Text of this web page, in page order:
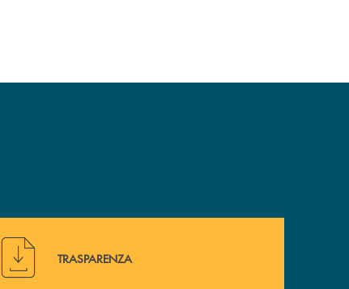
Hai bisogno di alcuni documenti ? Vai alla pagina della
TRASPARENZA